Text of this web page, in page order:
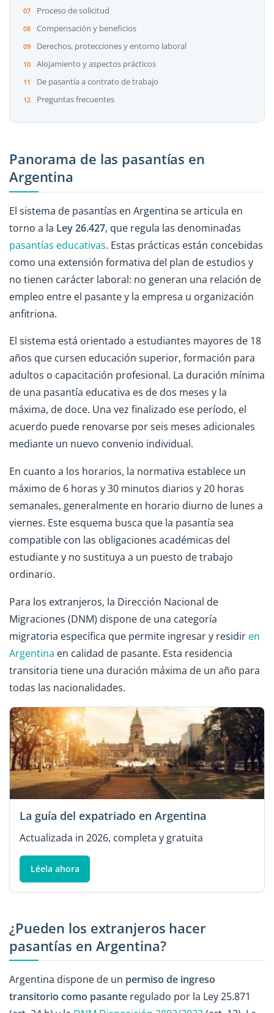
Proceso de solicitud
Compensación y beneficios
Derechos, protecciones y entorno laboral
Alojamiento y aspectos prácticos
De pasantía a contrato de trabajo
Preguntas frecuentes
Panorama de las pasantías en
Argentina
El sistema de pasantías en Argentina se articula en
torno a la Ley 26.427, que regula las denominadas
pasantías educativas. Estas prácticas están concebidas
como una extensión formativa del plan de estudios y
no tienen carácter laboral: no generan una relación de
empleo entre el pasante y la empresa u organización
anfitriona.
El sistema está orientado a estudiantes mayores de 18
años que cursen educación superior, formación para
adultos o capacitación profesional. La duración mínima
de una pasantía educativa es de dos meses y la
máxima, de doce. Una vez finalizado ese período, el
acuerdo puede renovarse por seis meses adicionales
mediante un nuevo convenio individual.
En cuanto a los horarios, la normativa establece un
máximo de 6 horas y 30 minutos diarios y 20 horas
semanales, generalmente en horario diurno de lunes a
viernes. Este esquema busca que la pasantía sea
compatible con las obligaciones académicas del
estudiante y no sustituya a un puesto de trabajo
ordinario.
Para los extranjeros, la Dirección Nacional de
Migraciones (DNM) dispone de una categoría
migratoria específica que permite ingresar y residir en
Argentina en calidad de pasante. Esta residencia
transitoria tiene una duración máxima de un año para
todas las nacionalidades.
La guía del expatriado en Argentina
Actualizada in 2026, completa y gratuita
Léela ahora
¿Pueden los extranjeros hacer
pasantías en Argentina?
Argentina dispone de un permiso de ingreso
transitorio como pasante regulado por la Ley 25.871